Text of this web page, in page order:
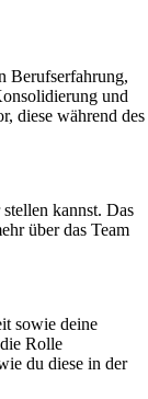
Berufserfahrung,
und
diese während des
kannst. Das
über das Team
sowie deine
Rolle
du diese in der